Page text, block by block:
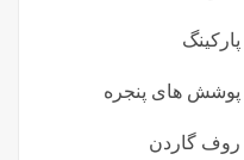
پارکینگ
پوشش های پنجره
روف گاردن